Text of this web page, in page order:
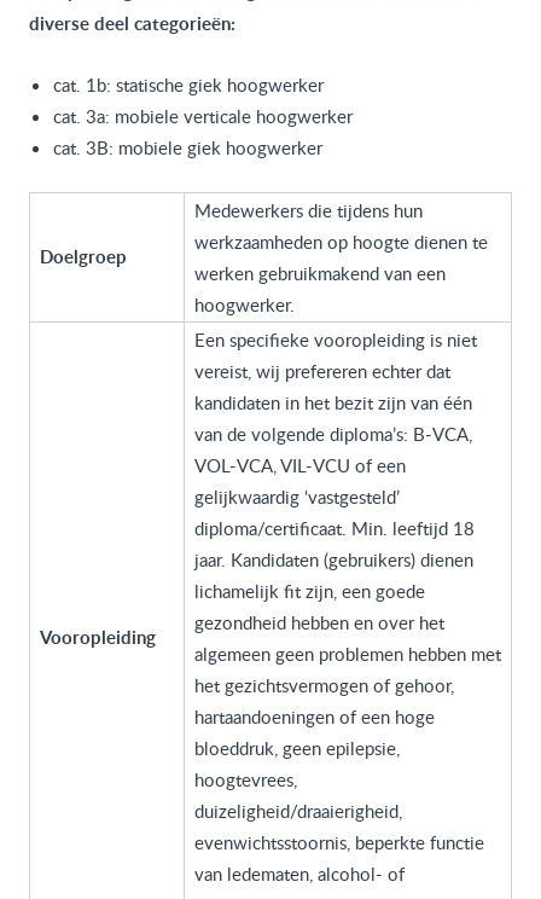
diverse deel categorieën:
cat. 1b: statische giek hoogwerker
cat. 3a: mobiele verticale hoogwerker
cat. 3B: mobiele giek hoogwerker
Doelgroep
Medewerkers die tijdens hun
werkzaamheden op hoogte dienen te
werken gebruikmakend van een
hoogwerker.
Vooropleiding
Een specifieke vooropleiding is niet
vereist, wij prefereren echter dat
kandidaten in het bezit zijn van één
van de volgende diploma’s: B-VCA,
VOL-VCA, VIL-VCU of een
gelijkwaardig ‘vastgesteld’
diploma/certificaat. Min. leeftijd 18
jaar. Kandidaten (gebruikers) dienen
lichamelijk fit zijn, een goede
gezondheid hebben en over het
algemeen geen problemen hebben met
het gezichtsvermogen of gehoor,
hartaandoeningen of een hoge
bloeddruk, geen epilepsie,
hoogtevrees,
duizeligheid/draaierigheid,
evenwichtsstoornis, beperkte functie
van ledematen, alcohol- of